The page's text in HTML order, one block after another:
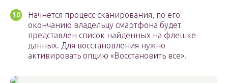
Начнется процесс сканирования, по его
окончанию владельцу смартфона будет
представлен список найденных на флешке
данных. Для восстановления нужно
активировать опцию «Восстановить все».